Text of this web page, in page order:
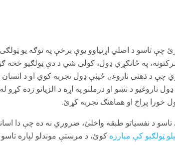
چې تاسو د اصلي اړتیاوو یوې برخې په توګه یو
شرکتونه، په ځانګړي ډول، کولی شي د دې ټولګیو څخه
د ذهنی ناروغۍ ځینې ډول تجربه کوي او د انسان
د نښو او درملنو په اړه د الزیاتو زده کړو
پراخ او هماهنګ تجربه کړئ.
تاسو د نفسیاتو طبقه واخلئ، ضروري نه ده چې دا
ټولګیو کې مبارزه کوئ، د مرستې موندلو لپاره